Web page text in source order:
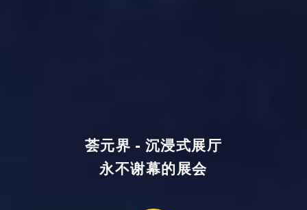
荟元界 - 沉浸式展厅
永不谢幕的展会